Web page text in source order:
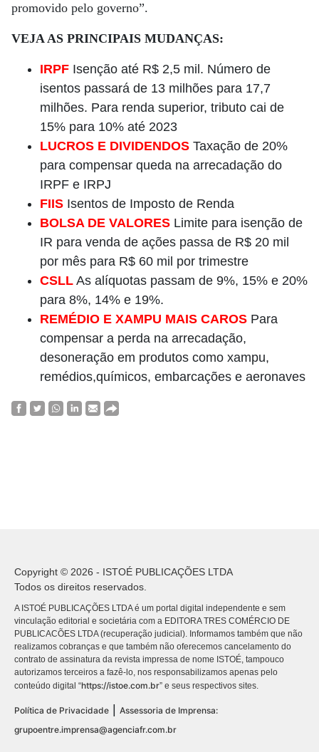
promovido pelo governo”.
VEJA AS PRINCIPAIS MUDANÇAS:
IRPF Isenção até R$ 2,5 mil. Número de
isentos passará de 13 milhões para 17,7
milhões. Para renda superior, tributo cai de
15% para 10% até 2023
LUCROS E DIVIDENDOS Taxação de 20%
para compensar queda na arrecadação do
IRPF e IRPJ
FIIS Isentos de Imposto de Renda
BOLSA DE VALORES Limite para isenção de
IR para venda de ações passa de R$ 20 mil
por mês para R$ 60 mil por trimestre
CSLL As alíquotas passam de 9%, 15% e 20%
para 8%, 14% e 19%.
REMÉDIO E XAMPU MAIS CAROS Para
compensar a perda na arrecadação,
desoneração em produtos como xampu,
remédios,químicos, embarcações e aeronaves
Copyright © 2026 - ISTOÉ PUBLICAÇÕES LTDA
Todos os direitos reservados.
A ISTOÉ PUBLICAÇÕES LTDA é um portal digital independente e sem
vinculação editorial e societária com a EDITORA TRES COMÉRCIO DE
PUBLICACÕES LTDA (recuperação judicial). Informamos também que não
realizamos cobranças e que também não oferecemos cancelamento do
contrato de assinatura da revista impressa de nome ISTOÉ, tampouco
autorizamos terceiros a fazê-lo, nos responsabilizamos apenas pelo
conteúdo digital “https://istoe.com.br” e seus respectivos sites.
Política de Privacidade
Assessoria de Imprensa:
grupoentre.imprensa@agenciafr.com.br